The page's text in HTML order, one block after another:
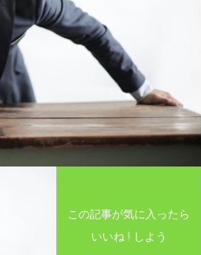
この記事が気に入ったら
いいね ! しよう